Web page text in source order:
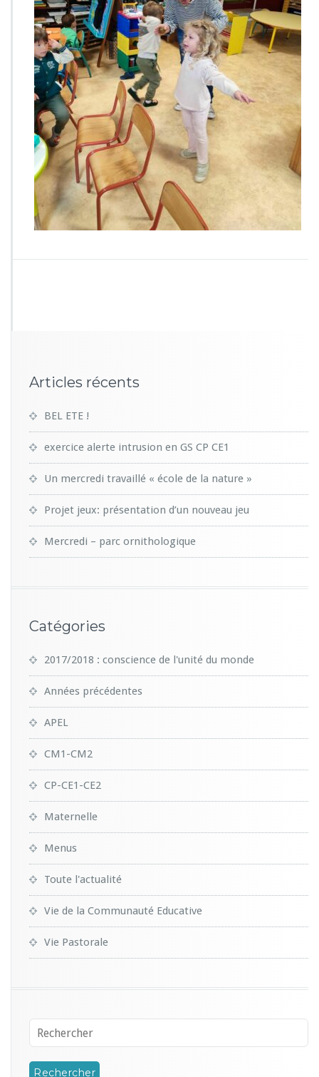
0
5
1
9
1
1
2
Articles récents
BEL ETE !
exercice alerte intrusion en GS CP CE1
Un mercredi travaillé « école de la nature »
Projet jeux: présentation d’un nouveau jeu
Mercredi – parc ornithologique
Catégories
2017/2018 : conscience de l'unité du monde
Années précédentes
APEL
CM1-CM2
CP-CE1-CE2
Maternelle
Menus
Toute l'actualité
Vie de la Communauté Educative
Vie Pastorale